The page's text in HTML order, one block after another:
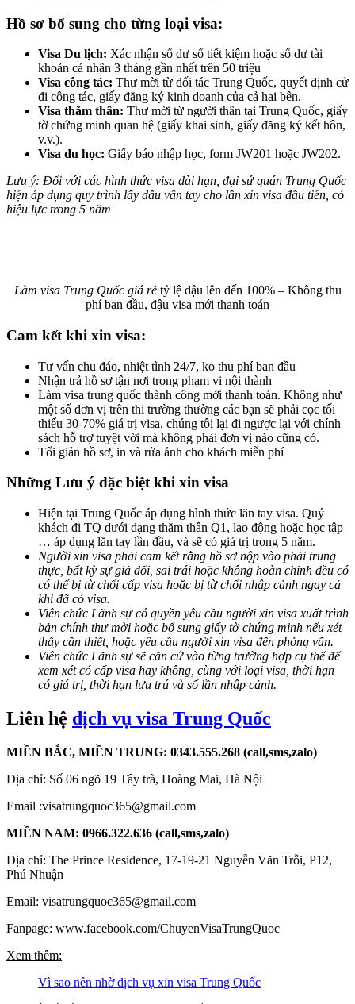
Hồ sơ bổ sung cho từng loại visa:
Visa Du lịch: Xác nhận số dư sổ tiết kiệm hoặc số dư tài
khoản cá nhân 3 tháng gần nhất trên 50 triệu
Visa công tác: Thư mời từ đối tác Trung Quốc, quyết định cử
đi công tác, giấy đăng ký kinh doanh của cả hai bên.
Visa thăm thân: Thư mời từ người thân tại Trung Quốc, giấy
tờ chứng minh quan hệ (giấy khai sinh, giấy đăng ký kết hôn,
v.v.).
Visa du học: Giấy báo nhập học, form JW201 hoặc JW202.
Lưu ý: Đối với các hình thức visa dài hạn, đại sứ quán Trung Quốc
hiện áp dụng quy trình lấy dấu vân tay cho lần xin visa đầu tiên, có
hiệu lực trong 5 năm
Làm visa Trung Quốc giá rẻtỷ lệ đậu lên đến 100% – Không thu
phí ban đầu, đậu visa mới thanh toán
Cam kết khi xin visa:
Tư vấn chu đáo, nhiệt tình 24/7, ko thu phí ban đầu
Nhận trả hồ sơ tận nơi trong phạm vi nội thành
Làm visa trung quốc thành công mới thanh toán. Không như
một số đơn vị trên thi trường thường các bạn sẽ phải cọc tối
thiểu 30-70% giá trị visa, chúng tôi lại đi ngược lại với chính
sách hỗ trợ tuyệt vời mà không phải đơn vị nào cũng có.
Tối giản hồ sơ, in và rửa ảnh cho khách miễn phí
Những Lưu ý đặc biệt khi xin visa
Hiện tại Trung Quốc áp dụng hình thức lăn tay visa. Quý
khách đi TQ dưới dạng thăm thân Q1, lao động hoặc học tập
… áp dụng lăn tay lần đầu, và sẽ có giá trị trong 5 năm.
Người xin visa phải cam kết rằng hồ sơ nộp vào phải trung
thực, bất kỳ sự giả dối, sai trái hoặc không hoàn chỉnh đều có
có thể bị từ chối cấp visa hoặc bị từ chối nhập cảnh ngay cả
khi đã có visa.
Viên chức Lãnh sự có quyền yêu cầu người xin visa xuất trình
bản chính thư mời hoặc bổ sung giấy tờ chứng minh nếu xét
thấy cần thiết, hoặc yêu cầu người xin visa đến phỏng vấn.
Viên chức Lãnh sự sẽ căn cứ vào từng trường hợp cụ thể để
xem xét có cấp visa hay không, cùng với loại visa, thời hạn
có giá trị, thời hạn lưu trú và số lần nhập cảnh.
Liên hệ dịch vụ visa Trung Quốc
MIỀN BẮC, MIỀN TRUNG: 0343.555.268 (call,sms,zalo)
Địa chỉ: Số 06 ngõ 19 Tây trà, Hoàng Mai, Hà Nội
Email :visatrungquoc365@gmail.com
MIỀN NAM: 0966.322.636 (call,sms,zalo)
Địa chỉ: The Prince Residence, 17-19-21 Nguyễn Văn Trỗi, P12,
Phú Nhuận
Email: visatrungquoc365@gmail.com
Fanpage: www.facebook.com/ChuyenVisaTrungQuoc
Xem thêm:
Vì sao nên nhờ dịch vụ xin visa Trung Quốc